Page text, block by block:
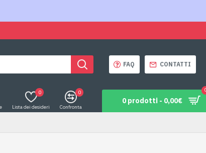
FAQ CONTATTI
Lista dei desideri
0
Confronta
0
0 prodotti - 0,00€